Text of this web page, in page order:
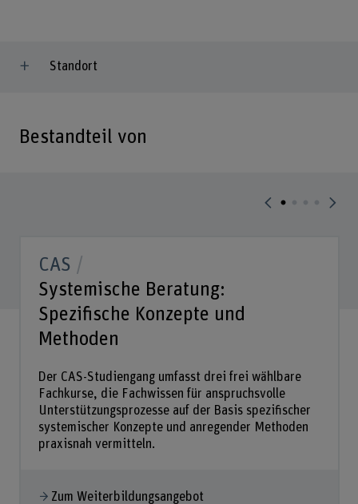
Standort
Bestandteil von
CAS
Systemische Beratung:
Spezifische Konzepte und
Methoden
Der CAS-Studiengang umfasst drei frei wählbare
Fachkurse, die Fachwissen für anspruchsvolle
Unterstützungsprozesse auf der Basis spezifischer
systemischer Konzepte und anregender Methoden
praxisnah vermitteln.
Zum Weiterbildungsangebot